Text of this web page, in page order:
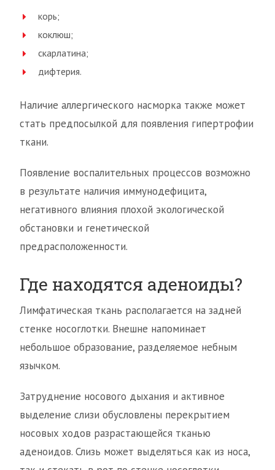
корь;
коклюш;
скарлатина;
дифтерия.
Наличие аллергического насморка также может
стать предпосылкой для появления гипертрофии
ткани.
Появление воспалительных процессов возможно
в результате наличия иммунодефицита,
негативного влияния плохой экологической
обстановки и генетической
предрасположенности.
Где находятся аденоиды?
Лимфатическая ткань располагается на задней
стенке носоглотки. Внешне напоминает
небольшое образование, разделяемое небным
язычком.
Затруднение носового дыхания и активное
выделение слизи обусловлены перекрытием
носовых ходов разрастающейся тканью
аденоидов. Слизь может выделяться как из носа,